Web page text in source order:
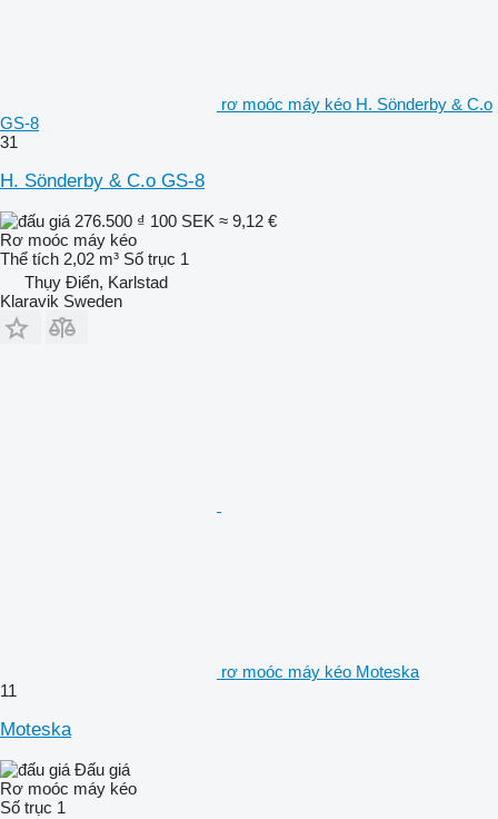
rơ moóc máy kéo H. Sönderby & C.o
GS-8
31
H. Sönderby & C.o GS-8
276.500 ₫ 100 SEK ≈ 9,12 €
Rơ moóc máy kéo
Thể tích 2,02 m³ Số trục 1
Thụy Điển, Karlstad
Klaravik Sweden
rơ moóc máy kéo Moteska
11
Moteska
Đấu giá
Rơ moóc máy kéo
Số trục 1